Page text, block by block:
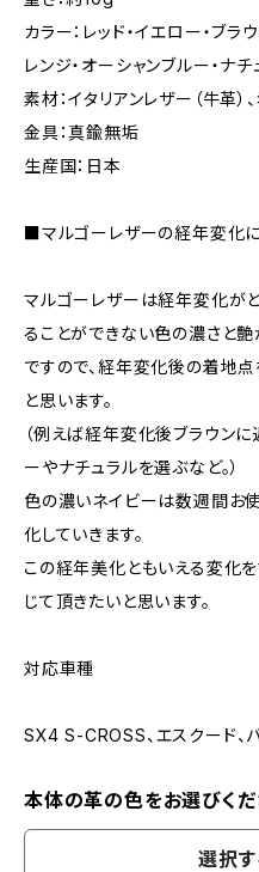
カラー：レッド・イエロー・ブラ
レンジ・オーシャンブルー・ナチ
素材：イタリアンレザー（牛革）
金具：真鍮無垢
生産国：日本
■マルゴーレザーの経年変化
マルゴーレザーは経年変化が
ることができない色の濃さと艶
ですので、経年変化後の着地
と思います。
（例えば経年変化後ブラウン
ーやナチュラルを選ぶなど。）
色の濃いネイビーは数週間お
化していきます。
この経年美化ともいえる変化
じて頂きたいと思います。
対応車種
SX4 S-CROSS、エスクード、
本体の革の色をお選びくだ
選択す